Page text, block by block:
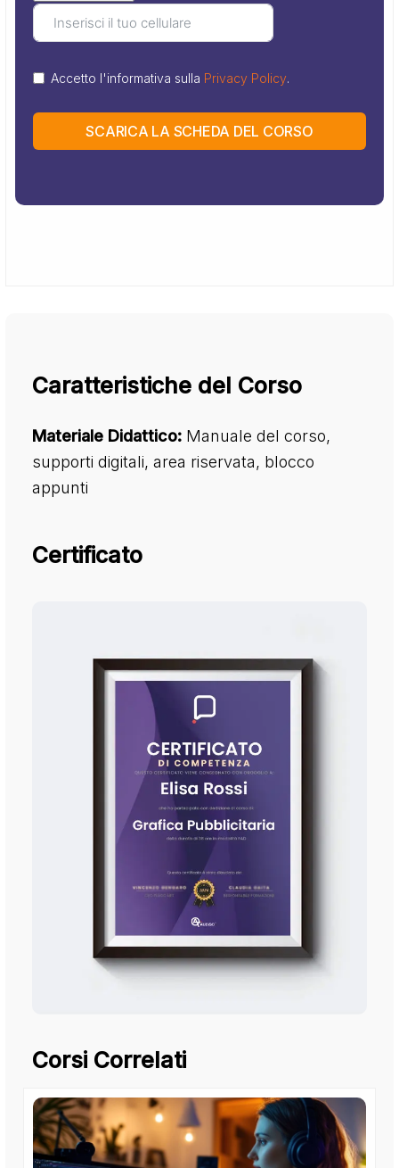
Accetto l'informativa sulla Privacy Policy.
SCARICA LA SCHEDA DEL CORSO
Caratteristiche del Corso
Materiale Didattico: Manuale del corso,
supporti digitali, area riservata, blocco
appunti
Certificato
Corsi Correlati